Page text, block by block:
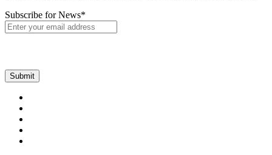
Subscribe for News*